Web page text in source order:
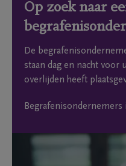
Op zoek naar
De
staan dag en nacht voor
overlijden heeft